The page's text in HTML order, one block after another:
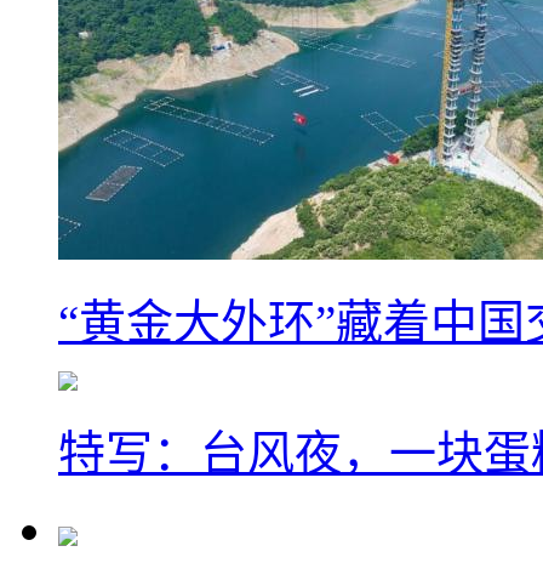
“黄金大外环”藏着中
特写：台风夜，一块